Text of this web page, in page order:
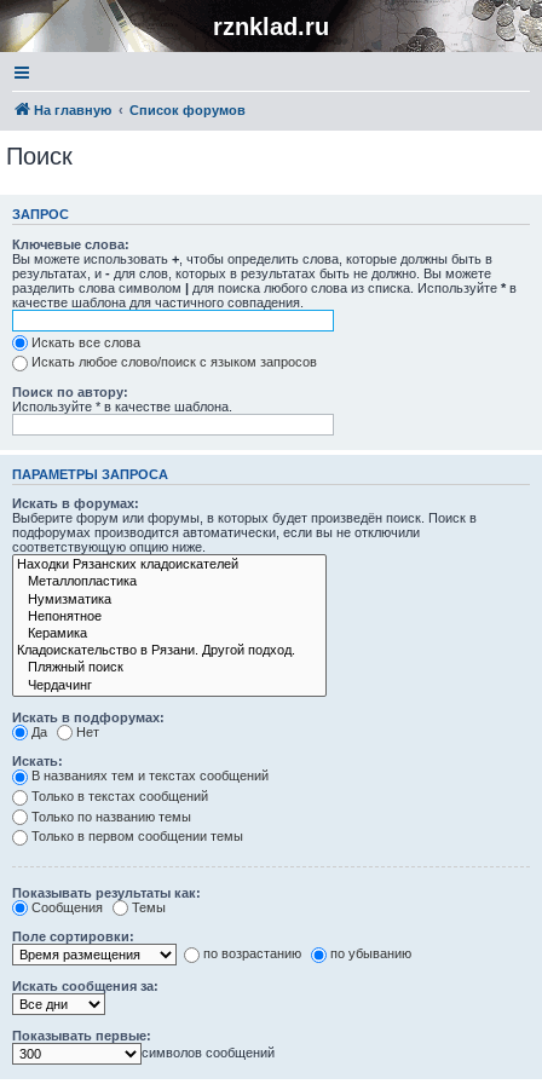
rznklad.ru
На главную Список форумов
Поиск
ЗАПРОС
Ключевые слова:
Вы можете использовать + , чтобы определить слова, которые должны быть в
результатах, и - для слов, которых в результатах быть не должно. Вы можете
разделить слова символом | для поиска любого слова из списка. Используйте * в
качестве шаблона для частичного совпадения.
Искать все слова
Искать любое слово/поиск с языком запросов
Поиск по автору:
Используйте * в качестве шаблона.
ПАРАМЕТРЫ ЗАПРОСА
Искать в форумах:
Выберите форум или форумы, в которых будет произведён поиск. Поиск в
подфорумах производится автоматически, если вы не отключили
соответствующую опцию ниже.
Искать в подфорумах:
Да
Нет
Искать:
В названиях тем и текстах сообщений
Только в текстах сообщений
Только по названию темы
Только в первом сообщении темы
Показывать результаты как:
Сообщения
Темы
Поле сортировки:
по возрастанию
по убыванию
Искать сообщения за:
Показывать первые:
символов сообщений